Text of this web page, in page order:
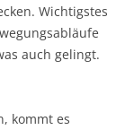
Wichtigstes
auch gelingt.
kommt es